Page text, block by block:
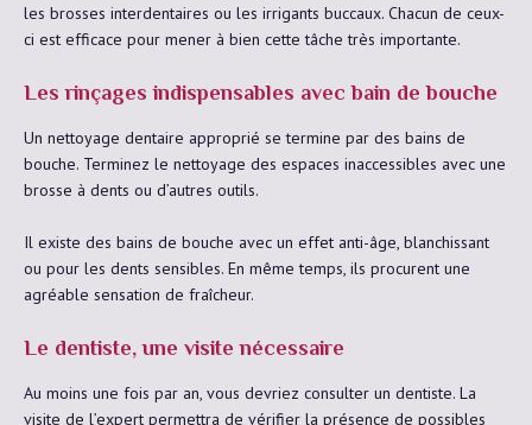
les brosses interdentaires ou les irrigants buccaux. Chacun de ceux-
ci est efficace pour mener à bien cette tâche très importante.
Les rinçages indispensables avec bain de bouche
Un nettoyage dentaire approprié se termine par des bains de
bouche. Terminez le nettoyage des espaces inaccessibles avec une
brosse à dents ou d’autres outils.
Il existe des bains de bouche avec un effet anti-âge, blanchissant
ou pour les dents sensibles. En même temps, ils procurent une
agréable sensation de fraîcheur.
Le dentiste, une visite nécessaire
Au moins une fois par an, vous devriez consulter un dentiste. La
visite de l’expert permettra de vérifier la présence de possibles